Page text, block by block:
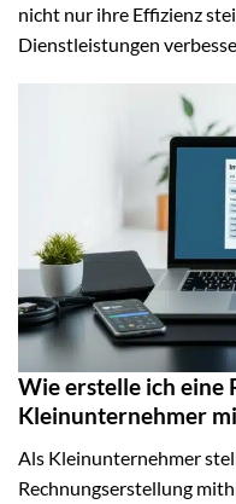
nicht nur ihre Effizienz
Dienstleistungen
Wie erstelle ich eine
Kleinunternehmer
Als Kleinunternehmer
Rechnungserstellung